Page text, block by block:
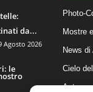
da...
Agosto 2026
le
Photo-
Mostre
News
Cielo